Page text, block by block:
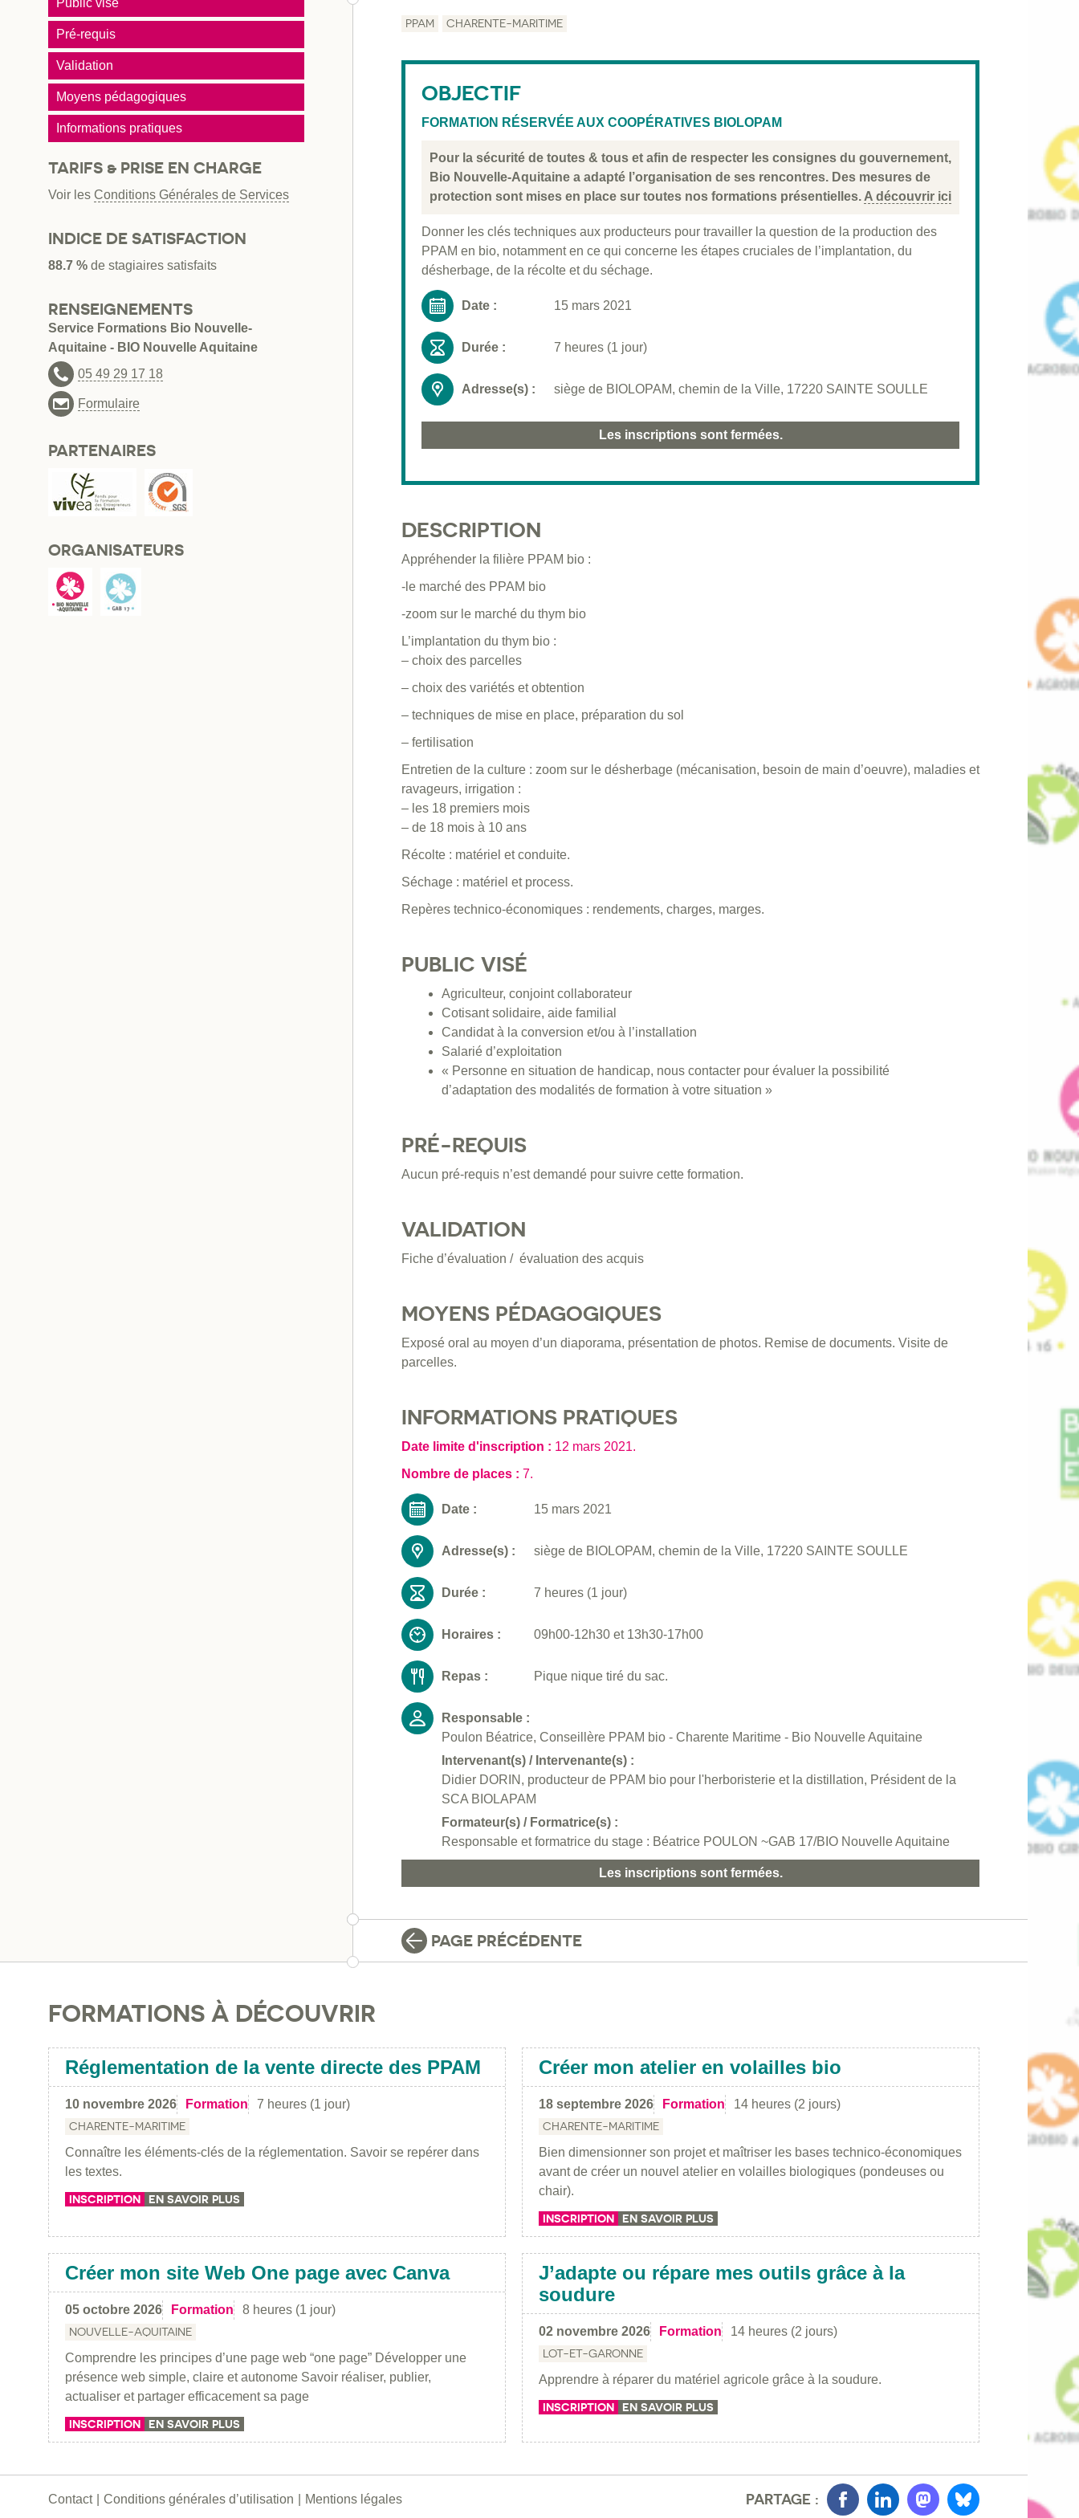
PPAM CHARENTE-MARITIME
OBJECTIF
FORMATION RÉSERVÉE AUX COOPÉRATIVES BIOLOPAM
Pour la sécurité de toutes & tous et afin de respecter les consignes du gouvernement,
Bio Nouvelle-Aquitaine a adapté l’organisation de ses rencontres. Des mesures de
protection sont mises en place sur toutes nos formations présentielles. A découvrir ici
Donner les clés techniques aux producteurs pour travailler la question de la production des
PPAM en bio, notamment en ce qui concerne les étapes cruciales de l’implantation, du
désherbage, de la récolte et du séchage.
Date : 15 mars 2021
Durée : 7 heures (1 jour)
Adresse(s) : siège de BIOLOPAM, chemin de la Ville, 17220 SAINTE SOULLE
Les inscriptions sont fermées.
DESCRIPTION
Appréhender la filière PPAM bio :
-le marché des PPAM bio
-zoom sur le marché du thym bio
L’implantation du thym bio :
– choix des parcelles
– choix des variétés et obtention
– techniques de mise en place, préparation du sol
– fertilisation
Entretien de la culture : zoom sur le désherbage (mécanisation, besoin de main d’oeuvre), maladies et
ravageurs, irrigation :
– les 18 premiers mois
– de 18 mois à 10 ans
Récolte : matériel et conduite.
Séchage : matériel et process.
Repères technico-économiques : rendements, charges, marges.
PUBLIC VISÉ
Agriculteur, conjoint collaborateur
Cotisant solidaire, aide familial
Candidat à la conversion et/ou à l’installation
Salarié d’exploitation
« Personne en situation de handicap, nous contacter pour évaluer la possibilité
d’adaptation des modalités de formation à votre situation »
PRÉ-REQUIS
Aucun pré-requis n’est demandé pour suivre cette formation.
VALIDATION
Fiche d’évaluation / évaluation des acquis
MOYENS PÉDAGOGIQUES
Exposé oral au moyen d’un diaporama, présentation de photos. Remise de documents. Visite de
parcelles.
INFORMATIONS PRATIQUES
Date limite d'inscription : 12 mars 2021.
Nombre de places : 7.
Date : 15 mars 2021
Adresse(s) : siège de BIOLOPAM, chemin de la Ville, 17220 SAINTE SOULLE
Durée : 7 heures (1 jour)
Horaires : 09h00-12h30 et 13h30-17h00
Repas : Pique nique tiré du sac.
Responsable :
Poulon Béatrice, Conseillère PPAM bio - Charente Maritime - Bio Nouvelle Aquitaine
Intervenant(s) / Intervenante(s) :
Didier DORIN, producteur de PPAM bio pour l'herboristerie et la distillation, Président de la
SCA BIOLAPAM
Formateur(s) / Formatrice(s) :
Responsable et formatrice du stage : Béatrice POULON ~GAB 17/BIO Nouvelle Aquitaine
Les inscriptions sont fermées.
PAGE PRÉCÉDENTE
Public visé
Pré-requis
Validation
Moyens pédagogiques
Informations pratiques
TARIFS & PRISE EN CHARGE
Voir les Conditions Générales de Services
INDICE DE SATISFACTION
88.7 % de stagiaires satisfaits
RENSEIGNEMENTS
Service Formations Bio Nouvelle-
Aquitaine - BIO Nouvelle Aquitaine
05 49 29 17 18
Formulaire
PARTENAIRES
ORGANISATEURS
FORMATIONS À DÉCOUVRIR
Réglementation de la vente directe des PPAM
10 novembre 2026 Formation 7 heures (1 jour)
CHARENTE-MARITIME
Connaître les éléments-clés de la réglementation. Savoir se repérer dans
les textes.
INSCRIPTION EN SAVOIR PLUS
Créer mon atelier en volailles bio
18 septembre 2026 Formation 14 heures (2 jours)
CHARENTE-MARITIME
Bien dimensionner son projet et maîtriser les bases technico-économiques
avant de créer un nouvel atelier en volailles biologiques (pondeuses ou
chair).
INSCRIPTION EN SAVOIR PLUS
Créer mon site Web One page avec Canva
05 octobre 2026 Formation 8 heures (1 jour)
NOUVELLE-AQUITAINE
Comprendre les principes d’une page web “one page” Développer une
présence web simple, claire et autonome Savoir réaliser, publier,
actualiser et partager efficacement sa page
INSCRIPTION EN SAVOIR PLUS
J’adapte ou répare mes outils grâce à la
soudure
02 novembre 2026 Formation 14 heures (2 jours)
LOT-ET-GARONNE
Apprendre à réparer du matériel agricole grâce à la soudure.
INSCRIPTION EN SAVOIR PLUS
Contact Conditions générales d’utilisation Mentions légales PARTAGE :
FacebookLinkedInMastondon
Bluesky